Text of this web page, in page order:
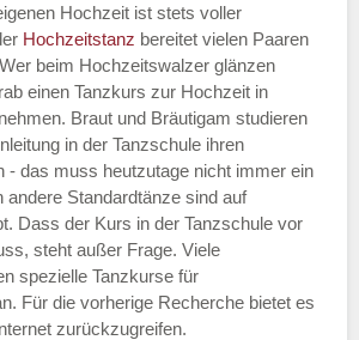
—
HINZUFÜGEN
—
HINZUFÜGEN
Hochzeit ist stets voller
Hochzeitstanz bereitet vielen Paaren
beim Hochzeitswalzer glänzen
einen Tanzkurs zur Hochzeit in
Braut und Bräutigam studieren
in der Tanzschule ihren
- das muss heutzutage nicht immer ein
andere Standardtänze sind auf
Dass der Kurs in der Tanzschule vor
steht außer Frage. Viele
spezielle Tanzkurse für
Für die vorherige Recherche bietet es
zurückzugreifen.